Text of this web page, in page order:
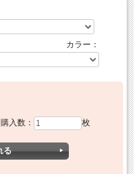
カラー：
購入数： 枚